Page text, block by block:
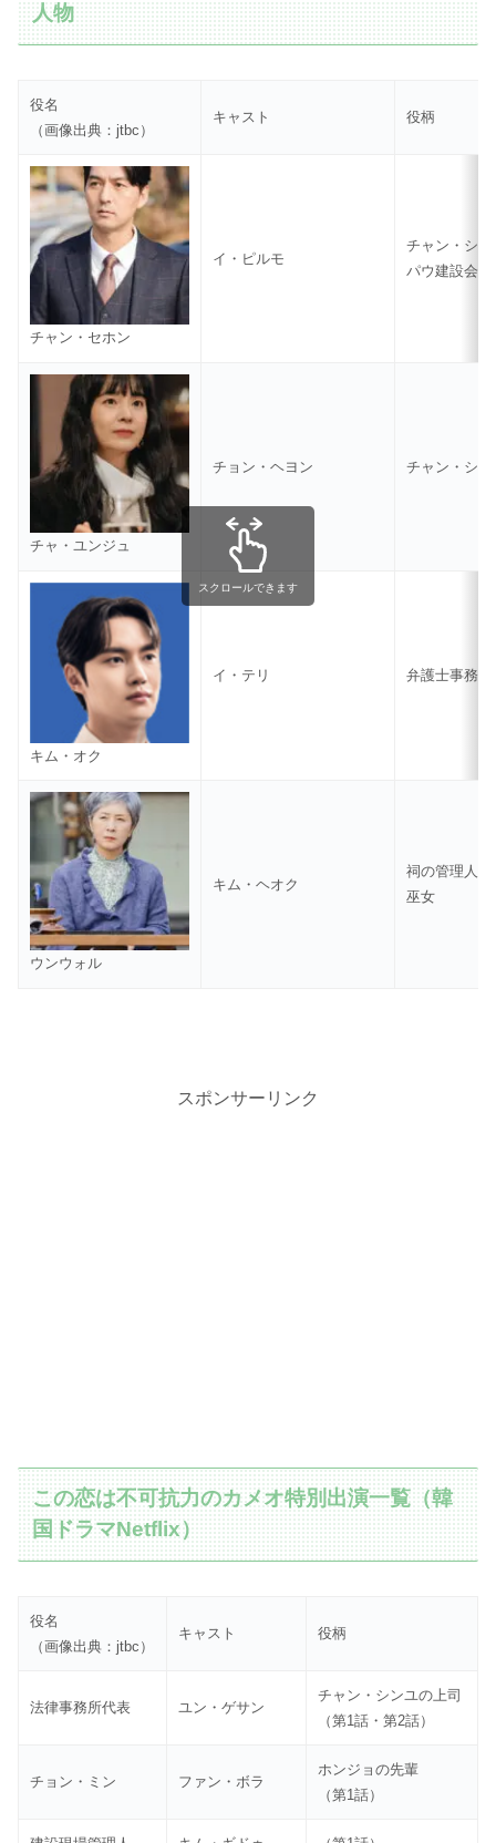
人物
役名
（画像出典：jtbc）
キャスト 役柄
チャン・セホン
イ・ピルモ
チャン・シ
パウ建設会長
チャ・ユンジュ
チョン・ヘヨン チャン・シ
キム・オク
イ・テリ 弁護士事務
ウンウォル
キム・ヘオク
祠の管理人
巫女
スクロールできます
スポンサーリンク
この恋は不可抗力のカメオ特別出演一覧（韓
国ドラマNetflix）
役名
（画像出典：jtbc）
キャスト 役柄
法律事務所代表 ユン・ゲサン
チャン・シンユの上司
（第1話・第2話）
チョン・ミン ファン・ボラ
ホンジョの先輩
（第1話）